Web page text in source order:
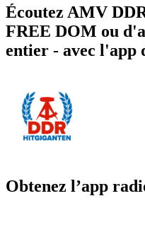
Écoutez AMV
FREE DOM ou
entier - avec l'app
Obtenez l’app